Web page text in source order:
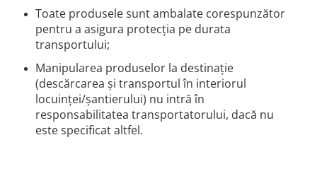
Toate produsele sunt ambalate corespunzător
pentru a asigura protecția pe durata
transportului;
Manipularea produselor la destinație
(descărcarea și transportul în interiorul
locuinței/șantierului) nu intră în
responsabilitatea transportatorului, dacă nu
este specificat altfel.